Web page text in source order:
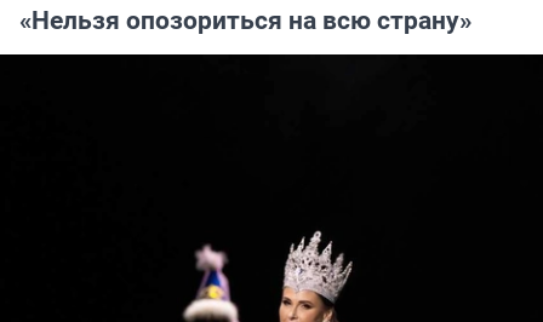
«Нельзя опозориться на всю страну»